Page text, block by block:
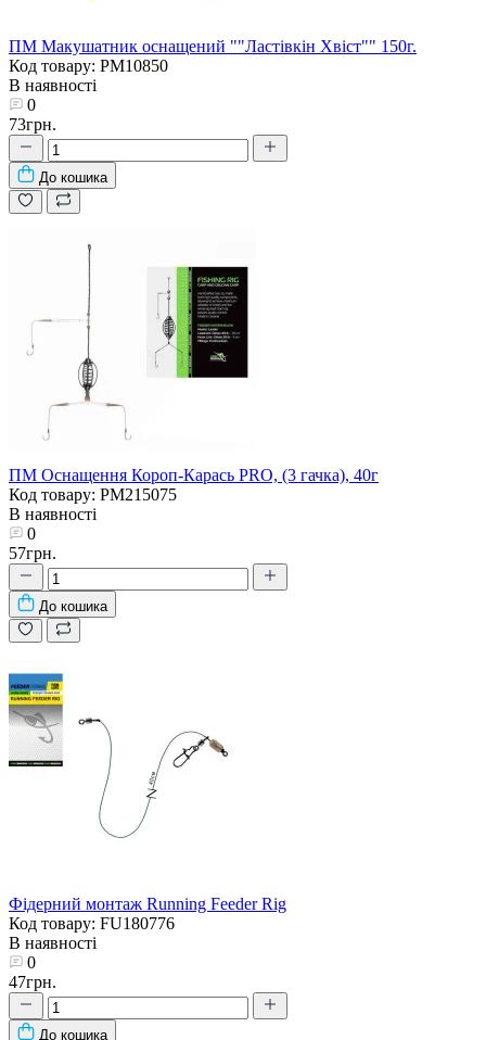
ПМ Макушатник оснащений ""Ластівкін Хвіст"" 150г.
Код товару: PM10850
В наявності
0
73грн.
До кошика
ПМ Оснащення Короп-Карась PRO, (3 гачка), 40г
Код товару: PM215075
В наявності
0
57грн.
До кошика
Фідерний монтаж Running Feeder Rig
Код товару: FU180776
В наявності
0
47грн.
До кошика